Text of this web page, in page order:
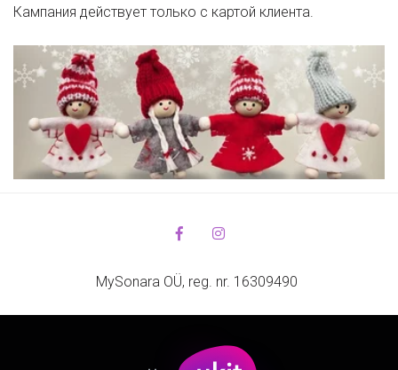
Кампания действует только с картой клиента.
MySonara OÜ, reg. nr. 16309490